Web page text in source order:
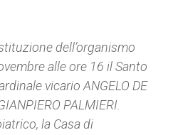
dell’organismo
alle ore 16 il Santo
vicario ANGELO DE
PALMIERI.
la Casa di